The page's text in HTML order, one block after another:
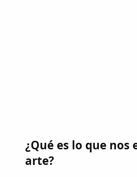
¿Qué es lo que nos
arte?